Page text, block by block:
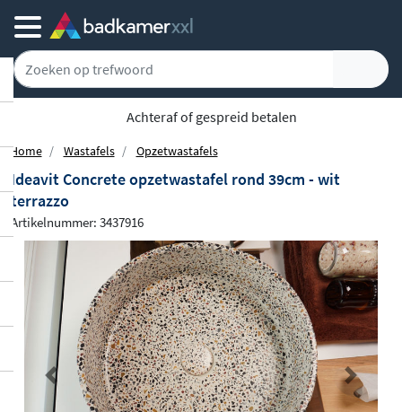
5779 klanten geven ons een 9.1
Home Wastafels Opzetwastafels
Ideavit Concrete opzetwastafel rond 39cm - wit
terrazzo
Artikelnummer: 3437916
Previous Next